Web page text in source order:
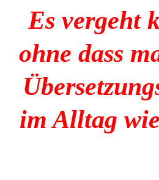
Es vergeht
ohne dass
im Alltag